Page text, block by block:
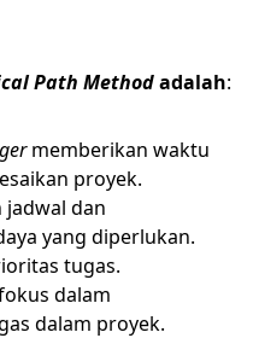
Path Methodadalah:
memberikan waktu
proyek.
dan
yang diperlukan.
tugas.
dalam
dalam proyek.